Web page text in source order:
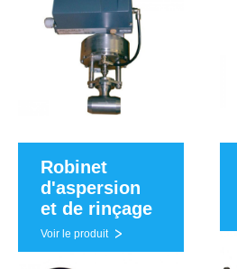
Robinet
d'aspersion
et de rinçage
Voir le produit